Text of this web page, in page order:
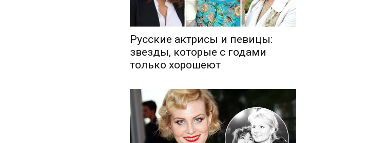
Русские актрисы и певицы:
звезды, которые с годами
только хорошеют